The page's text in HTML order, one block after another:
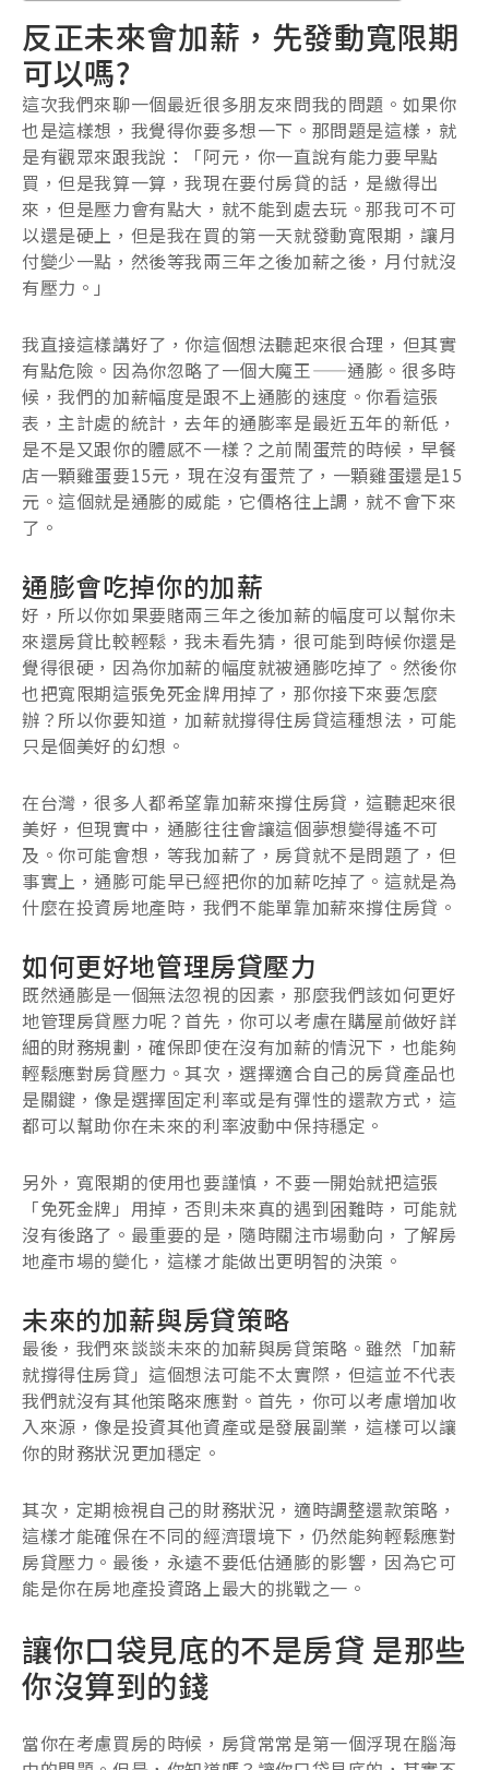
反正未來會加薪，先發動寬限期
可以嗎?
這次我們來聊一個最近很多朋友來問我的問題。如果你
也是這樣想，我覺得你要多想一下。那問題是這樣，就
是有觀眾來跟我說：「阿元，你一直說有能力要早點
買，但是我算一算，我現在要付房貸的話，是繳得出
來，但是壓力會有點大，就不能到處去玩。那我可不可
以還是硬上，但是我在買的第一天就發動寬限期，讓月
付變少一點，然後等我兩三年之後加薪之後，月付就沒
有壓力。」
我直接這樣講好了，你這個想法聽起來很合理，但其實
有點危險。因為你忽略了一個大魔王——通膨。很多時
候，我們的加薪幅度是跟不上通膨的速度。你看這張
表，主計處的統計，去年的通膨率是最近五年的新低，
是不是又跟你的體感不一樣？之前鬧蛋荒的時候，早餐
店一顆雞蛋要15元，現在沒有蛋荒了，一顆雞蛋還是15
元。這個就是通膨的威能，它價格往上調，就不會下來
了。
通膨會吃掉你的加薪
好，所以你如果要賭兩三年之後加薪的幅度可以幫你未
來還房貸比較輕鬆，我未看先猜，很可能到時候你還是
覺得很硬，因為你加薪的幅度就被通膨吃掉了。然後你
也把寬限期這張免死金牌用掉了，那你接下來要怎麼
辦？所以你要知道，加薪就撐得住房貸這種想法，可能
只是個美好的幻想。
在台灣，很多人都希望靠加薪來撐住房貸，這聽起來很
美好，但現實中，通膨往往會讓這個夢想變得遙不可
及。你可能會想，等我加薪了，房貸就不是問題了，但
事實上，通膨可能早已經把你的加薪吃掉了。這就是為
什麼在投資房地產時，我們不能單靠加薪來撐住房貸。
如何更好地管理房貸壓力
既然通膨是一個無法忽視的因素，那麼我們該如何更好
地管理房貸壓力呢？首先，你可以考慮在購屋前做好詳
細的財務規劃，確保即使在沒有加薪的情況下，也能夠
輕鬆應對房貸壓力。其次，選擇適合自己的房貸產品也
是關鍵，像是選擇固定利率或是有彈性的還款方式，這
都可以幫助你在未來的利率波動中保持穩定。
另外，寬限期的使用也要謹慎，不要一開始就把這張
「免死金牌」用掉，否則未來真的遇到困難時，可能就
沒有後路了。最重要的是，隨時關注市場動向，了解房
地產市場的變化，這樣才能做出更明智的決策。
未來的加薪與房貸策略
最後，我們來談談未來的加薪與房貸策略。雖然「加薪
就撐得住房貸」這個想法可能不太實際，但這並不代表
我們就沒有其他策略來應對。首先，你可以考慮增加收
入來源，像是投資其他資產或是發展副業，這樣可以讓
你的財務狀況更加穩定。
其次，定期檢視自己的財務狀況，適時調整還款策略，
這樣才能確保在不同的經濟環境下，仍然能夠輕鬆應對
房貸壓力。最後，永遠不要低估通膨的影響，因為它可
能是你在房地產投資路上最大的挑戰之一。
讓你口袋見底的不是房貸 是那些
你沒算到的錢
當你在考慮買房的時候，房貸常常是第一個浮現在腦海